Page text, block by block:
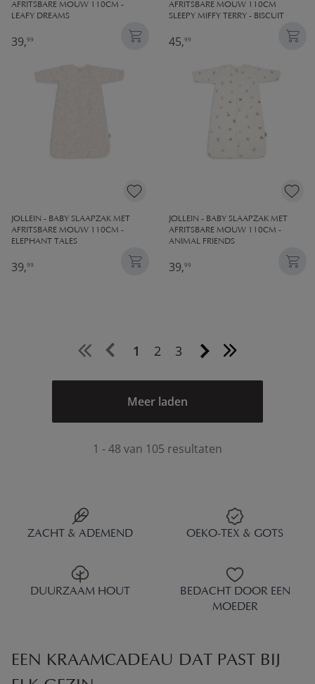
AFRITSBARE MOUW 110CM -
LEAFY DREAMS
39,99
AFRITSBARE MOUW 110CM
SLEEPY MIFFY TERRY - BISCUIT
45,99
JOLLEIN - BABY SLAAPZAK MET
AFRITSBARE MOUW 110CM -
ELEPHANT TALES
39,99
JOLLEIN - BABY SLAAPZAK MET
AFRITSBARE MOUW 110CM -
ANIMAL FRIENDS
39,99
1 2 3
Meer laden
1 - 48 van 105 resultaten
ZACHT & ADEMEND OEKO-TEX & GOTS
DUURZAAM HOUT
BEDACHT DOOR EEN
MOEDER
EEN KRAAMCADEAU DAT PAST BIJ